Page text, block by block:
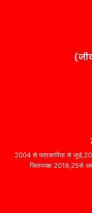
2004 से पत्रकारिता से
जिलाध्यक्ष 2019,25से